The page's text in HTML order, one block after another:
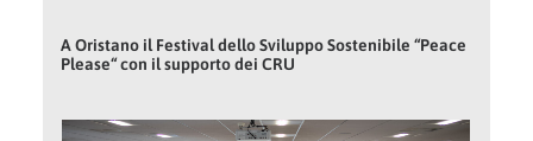
A Oristano il Festival dello Sviluppo Sostenibile “Peace
Please“ con il supporto dei CRU